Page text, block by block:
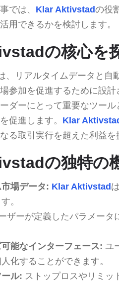
では、 Klar Aktivstadの役
用できるかを検討します。
の核心を
、リアルタイムデータと自
参加を促進するために設
ダーにとって重要なツー
促進します。 Klar
る取引実行を超えた利益を
の独特の
場データ: Klar Aktivstad
。
ザーが定義したパラメータ
能なインターフェース: ユ
化することができます。
ール: ストップロスやリミッ